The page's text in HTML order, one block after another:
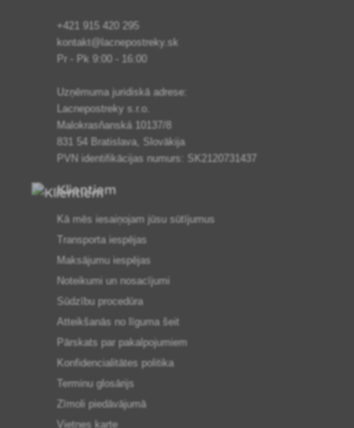
+421 915 420 295
kontakt@lacnepostreky.sk
Pr - Pk 9:00 - 16:00
Uzņēmuma juridiskā adrese:
Lacnepostreky s.r.o.
Malokrasňanská 10137/8
831 54 Bratislava, Slovākija
PVN identifikācijas numurs: SK2120731437
Klientiem
Kā mēs iesaiņojam jūsu sūtījumus
Transporta iespējas
Maksājumu iespējas
Noteikumi un nosacījumi
Sūdzību procedūra
Atteikšanās no līguma šeit
Pārskats par pakalpojumiem
Konfidencialitātes politika
Terminu glosārijs
Zīmoli piedāvājumā
Vietnes karte